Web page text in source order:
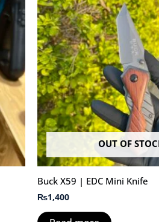
OUT OF
Buck X59 | EDC Mini Knife
₨1,400